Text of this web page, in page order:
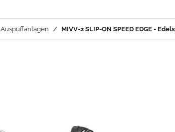
Auspuffanlagen MIVV-2 SLIP-ON SPEED EDGE -